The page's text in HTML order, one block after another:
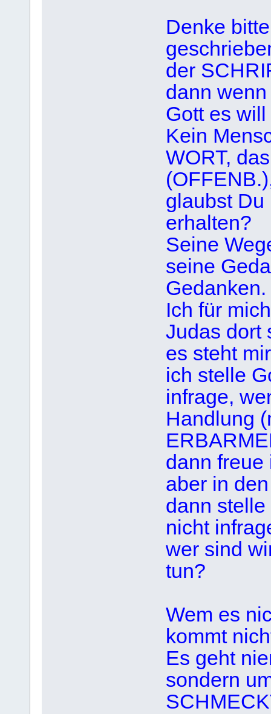
Denke
der
dann wenn
Gott es
Kein
WORT,
glaubst Du
erhalten?
Seine
seine
Gedanken.
Ich für
Judas dort
es steht
ich stelle
infrage,
Handlung
dann freue
aber in
dann
nicht
wer sind
tun?
Wem es
kommt
Es geht
sondern